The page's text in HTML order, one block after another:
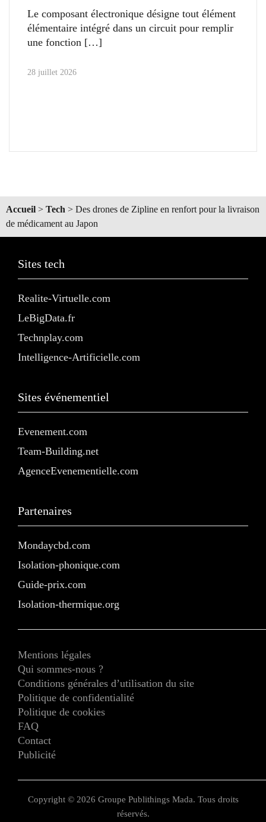
Le composant électronique désigne tout élément
élémentaire intégré dans un circuit pour remplir
une fonction
28 juillet 2026
Accueil > Tech > Des drones de Zipline en renfort pour la livraison
de médicament au Japon
Sites tech
Realite-Virtuelle.com
LeBigData.fr
Technplay.com
Intelligence-Artificielle.com
Sites événementiel
Evenement.com
Team-Building.net
AgenceEvenementielle.com
Partenaires
Mondaycbd.com
Isolation-phonique.com
Guide-prix.com
Isolation-thermique.org
Mentions légales
Qui sommes-nous ?
Conditions générales d’utilisation du site
Politique de confidentialité
Politique de cookies
FAQ
Contact
Publicité
Copyright © 2026 Groupe Publithings Mada. Tous droits
réservés.